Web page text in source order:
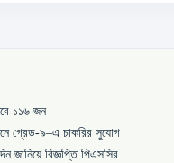
১১৬ জন
গ্রেড-৯–এ চাকরির সুযোগ
জানিয়ে বিজ্ঞপ্তি পিএসসির